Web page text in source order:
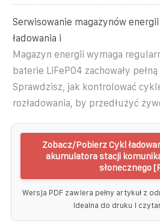
Serwisowanie magazynów
ładowania i
Magazyn energii wymaga
baterie LiFePO4 zachowały
Sprawdzisz, jak kontrolować
rozładowania, by przedłużyć
Zobacz/Pobierz Cykl
akumulatora stacji
słonecznego
Wersja PDF zawiera pełny artykuł z
Idealna do druku i